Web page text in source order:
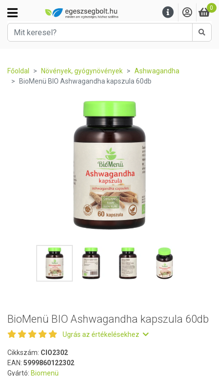
0
Főoldal Növények, gyógynövények
Ashwagandha
BioMenü BIO Ashwagandha kapszula 60db
BioMenü BIO Ashwagandha kapszula 60db
Ugrás az értékelésekhez
Cikkszám: CIO2302
EAN: 5999860122302
Gyártó: Biomenü